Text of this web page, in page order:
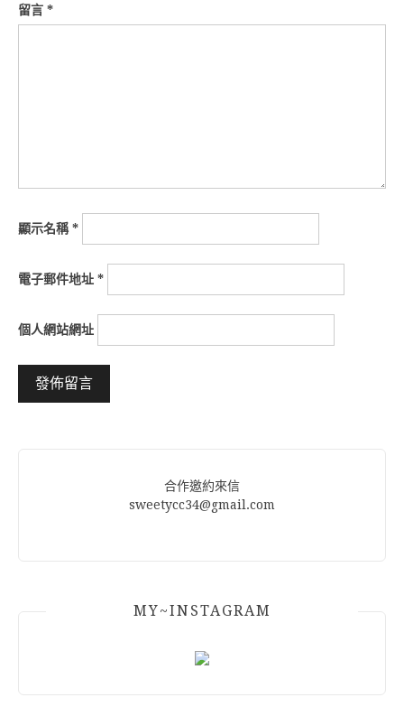
留言 *
顯示名稱*
電子郵件地址 *
個人網站網址
合作邀約來信
sweetycc34@gmail.com
MY~INSTAGRAM